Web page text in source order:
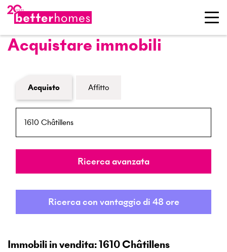
Acquistare immobili
Modulo di ricerca immobiliare
Acquisto Affitto
NPA / Località
Raggio
Ricerca avanzata
Ricerca con vantaggio di 48 ore
Immobili in vendita: 1610 Châtillens